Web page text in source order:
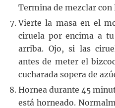
Termina de mezclar con
Vierte la masa en el
ciruela por encima a
arriba. Ojo, si las
antes de meter el
cucharada sopera de
Hornea durante 45
está horneado.